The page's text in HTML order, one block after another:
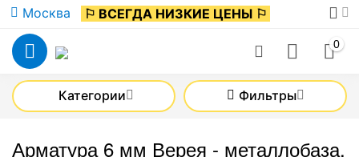
Москва ⚐ ВСЕГДА НИЗКИЕ ЦЕНЫ ⚐
0
Категории Фильтры
Арматура 6 мм Верея - металлобаза,